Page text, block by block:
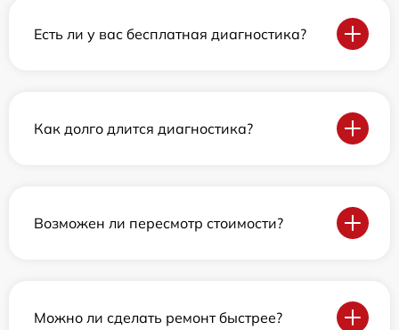
Есть ли у вас бесплатная диагностика?
Как долго длится диагностика?
Возможен ли пересмотр стоимости?
Можно ли сделать ремонт быстрее?